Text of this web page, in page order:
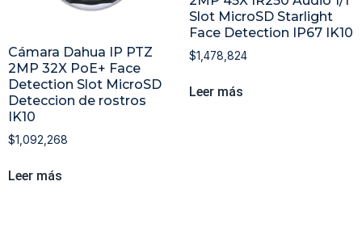
Cámara Dahua IP PTZ
2MP 32X PoE+ Face
Detection Slot MicroSD
Deteccion de rostros
IK10
$1,092,268
Leer más
Slot MicroSD Starlight
Face Detection IP67 IK10
$1,478,824
Leer más